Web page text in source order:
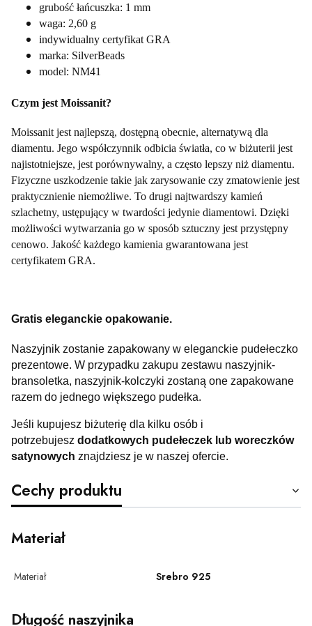
grubość łańcuszka: 1 mm
waga: 2,60 g
indywidualny certyfikat GRA
marka: SilverBeads
model: NM41
Czym jest Moissanit?
Moissanit jest najlepszą, dostępną obecnie, alternatywą dla
diamentu. Jego współczynnik odbicia światła, co w biżuterii jest
najistotniejsze, jest porównywalny, a często lepszy niż diamentu.
Fizyczne uszkodzenie takie jak zarysowanie czy zmatowienie jest
praktycznienie niemożliwe. To drugi najtwardszy kamień
szlachetny, ustępujący w twardości jedynie diamentowi. Dzięki
możliwości wytwarzania go w sposób sztuczny jest przystępny
cenowo. Jakość każdego kamienia gwarantowana jest
certyfikatem GRA.
Gratis eleganckie opakowanie.
Naszyjnik zostanie zapakowany w eleganckie pudełeczko
prezentowe. W przypadku zakupu zestawu naszyjnik-
bransoletka, naszyjnik-kolczyki zostaną one zapakowane
razem do jednego większego pudełka.
Jeśli kupujesz biżuterię dla kilku osób i
potrzebujesz dodatkowych pudełeczek lub woreczków
satynowych znajdziesz je w naszej ofercie.
Cechy produktu
Materiał
Materiał Srebro 925
Długość naszyjnika